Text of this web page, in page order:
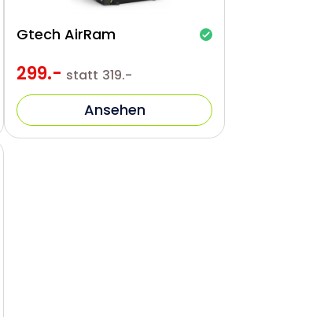
299.- statt 319.-
Gtech AirRam
Ansehen